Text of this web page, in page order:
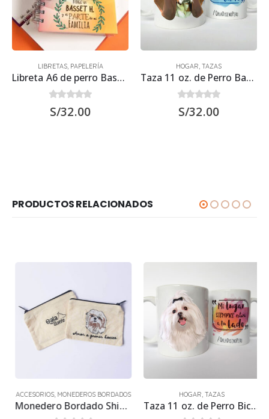
LIBRETAS, PAPELERÍA
Libreta A6 de perro Basset Hound 15.50 x 11.50 cm
0out of 5
S/32.00
HOGAR, TAZAS
Taza 11 oz. de Perro Basset Hound
0out of 5
S/32.00
PRODUCTOS RELACIONADOS
ACCESORIOS,MONEDEROS BORDADOS
Monedero Bordado Shih Tzu 2
HOGAR, TAZAS
Taza 11 oz. de Perro Bichón Maltés